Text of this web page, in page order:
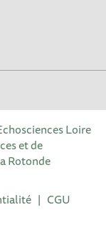
Loire
et de
Rotonde
| CGU